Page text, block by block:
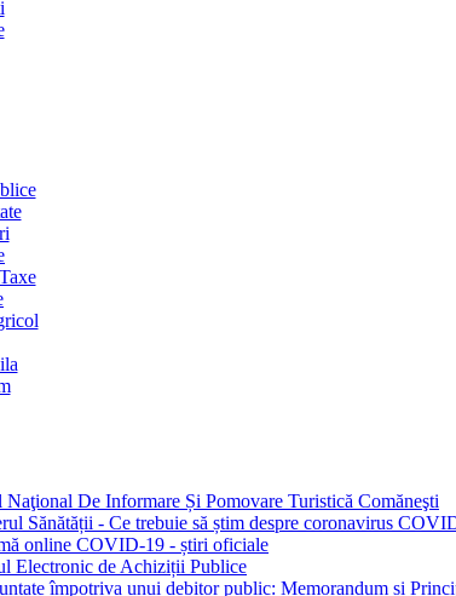
Naţional De Informare Și Pomovare Turistică Comăneşti
Sănătății - Ce trebuie să știm despre coronavirus
online COVID-19 - știri oficiale
Electronic de Achiziții Publice